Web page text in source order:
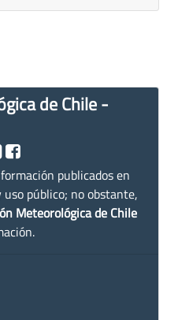
de Chile -
publicados en
público; no obstante,
Meteorológica de Chile